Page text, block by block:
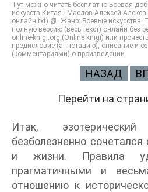
Тут можно читать бесплатно Боевая
искусств Китая - Маслов Алексей
онлайн txt) 📗. Жанр: Боевые искусства.
полную версию (весь текст) онлайн без
online-knigi.org (Online knigi) или
предисловие (аннотацию), описание и
(комментариями) о произведении.
НАЗАД
Перейти на
Итак,
безболезненно
и жизни. Правила
прагматичными и
отношению к